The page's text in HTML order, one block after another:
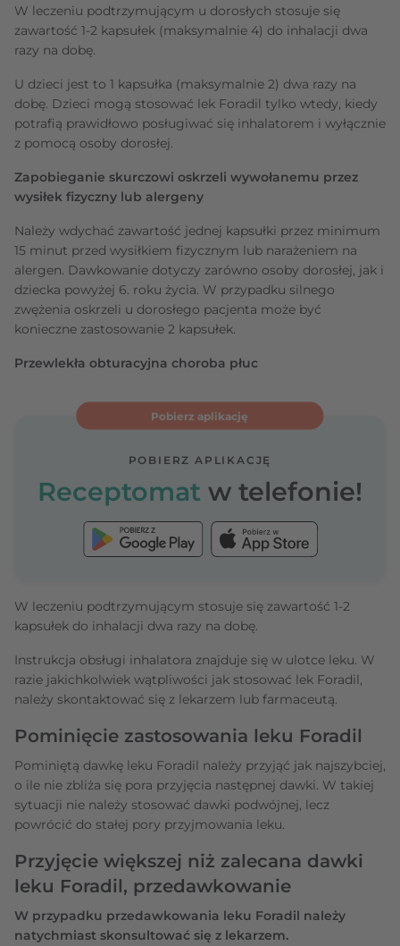
W leczeniu podtrzymującym u dorosłych stosuje się
zawartość 1-2 kapsułek (maksymalnie 4) do inhalacji dwa
razy na dobę.
U dzieci jest to 1 kapsułka (maksymalnie 2) dwa razy na
dobę. Dzieci mogą stosować lek Foradil tylko wtedy, kiedy
potrafią prawidłowo posługiwać się inhalatorem i wyłącznie
z pomocą osoby dorosłej.
Zapobieganie skurczowi oskrzeli wywołanemu przez
wysiłek fizyczny lub alergeny
Należy wdychać zawartość jednej kapsułki przez minimum
15 minut przed wysiłkiem fizycznym lub narażeniem na
alergen. Dawkowanie dotyczy zarówno osoby dorosłej, jak i
dziecka powyżej 6. roku życia. W przypadku silnego
zwężenia oskrzeli u dorosłego pacjenta może być
konieczne zastosowanie 2 kapsułek.
Przewlekła obturacyjna choroba płuc
Pobierz aplikację
POBIERZ APLIKACJĘ
Receptomat w telefonie!
W leczeniu podtrzymującym stosuje się zawartość 1-2
kapsułek do inhalacji dwa razy na dobę.
Instrukcja obsługi inhalatora znajduje się w ulotce leku. W
razie jakichkolwiek wątpliwości jak stosować lek Foradil,
należy skontaktować się z lekarzem lub farmaceutą.
Pominięcie zastosowania leku Foradil
Pominiętą dawkę leku Foradil należy przyjąć jak najszybciej,
o ile nie zbliża się pora przyjęcia następnej dawki. W takiej
sytuacji nie należy stosować dawki podwójnej, lecz
powrócić do stałej pory przyjmowania leku.
Przyjęcie większej niż zalecana dawki
leku Foradil, przedawkowanie
W przypadku przedawkowania leku Foradil należy
natychmiast skonsultować się z lekarzem.